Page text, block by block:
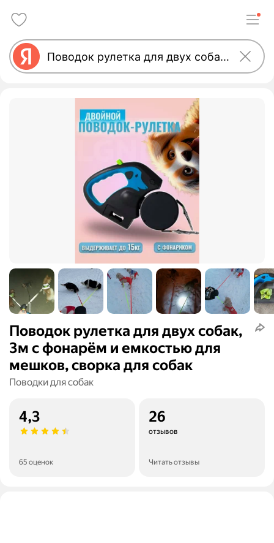
Поводок рулетка для двух собак,
3м с фонарём и емкостью для
мешков, сворка для собак
Поводки для собак
4,3
65 оценок
26
отзывов
Читать отзывы